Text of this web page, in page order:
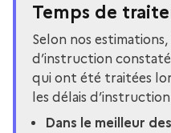
Temps de
Selon nos
d’instruction
qui ont été traitées
les délais
Dans le meilleur